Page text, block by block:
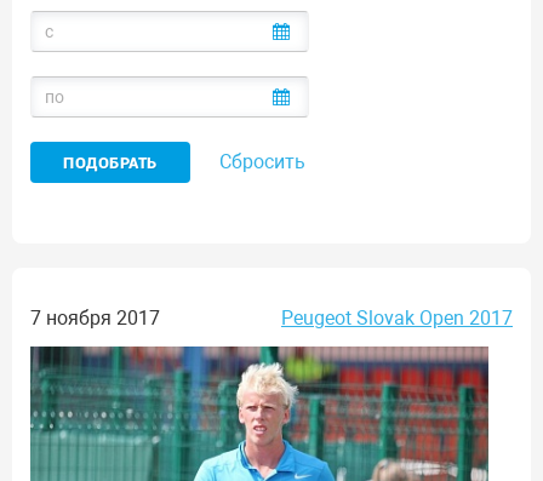
Сбросить
7 ноября 2017 Peugeot Slovak Open 2017